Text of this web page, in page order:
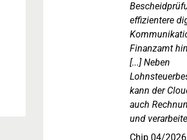
effizientere
Finanzamt
[...] Neben
kann der
auch
und
Chip 04/2026